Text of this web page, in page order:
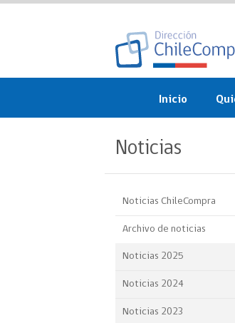
Inicio
Noticias
Noticias ChileCompra
Archivo de noticias
Noticias 2025
Noticias 2024
Noticias 2023